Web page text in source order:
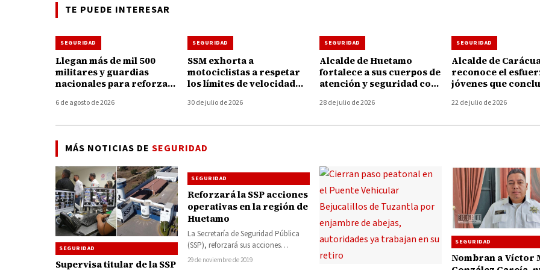
TE PUEDE INTERESAR
SEGURIDAD
Llegan más de mil 500
militares y guardias
nacionales para reforzar
Michoacán
6 de agosto de 2026
SEGURIDAD
SSM exhorta a
motociclistas a respetar
los límites de velocidad
graves durante
30 de julio de 2026
SEGURIDAD
Alcalde de Huetamo
fortalece a sus cuerpos de
atención y seguridad con
28 de julio de 2026
SEGURIDAD
Alcalde de
reconoce el
jóvenes que
Protección Civil
22 de julio de 2026
MÁS NOTICIAS DE SEGURIDAD
SEGURIDAD
Supervisa titular de la SSP
SEGURIDAD
Reforzará la SSP acciones
operativas en la región de
Huetamo
La Secretaría de Seguridad Pública
(SSP), reforzará sus acciones
operativas en los 7 municipios de
29 de noviembre de 2019
SEGURIDAD
Nombran a Víctor